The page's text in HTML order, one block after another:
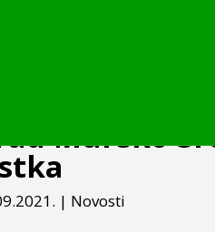
Mursko
| Novosti